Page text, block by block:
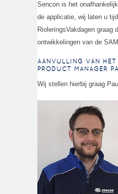
Sencon is het
de applicatie, wij laten u
RioleringsVakdagen graag
ontwikkelingen van de
AANVULLING VAN HET
PRODUCT MANAGER
Wij stellen hierbij graag